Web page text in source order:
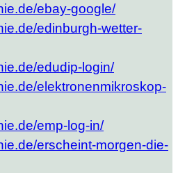
ebay-google/
edinburgh-wetter-
edudip-login/
elektronenmikroskop-
emp-log-in/
erscheint-morgen-die-